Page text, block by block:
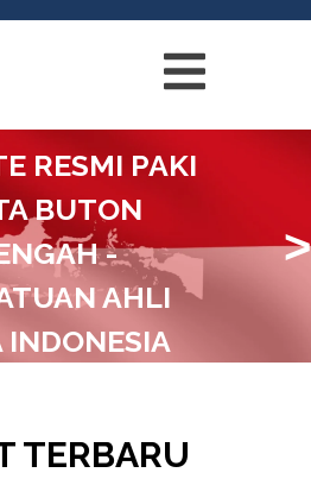
RESMI PAKI
BUTON
-
AHLI
INDONESIA
>
TERBARU